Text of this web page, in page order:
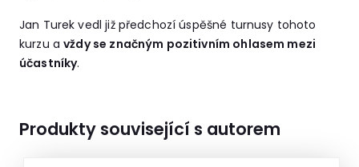
Jan Turek vedl již předchozí úspěšné turnusy tohoto
kurzu avždy se značným pozitivním ohlasem mezi
účastníky.
Produkty související s autorem